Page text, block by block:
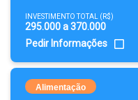
INVESTIMENTO TOTAL (R$)
295.000 a 370.000
Pedir Informações
Alimentação